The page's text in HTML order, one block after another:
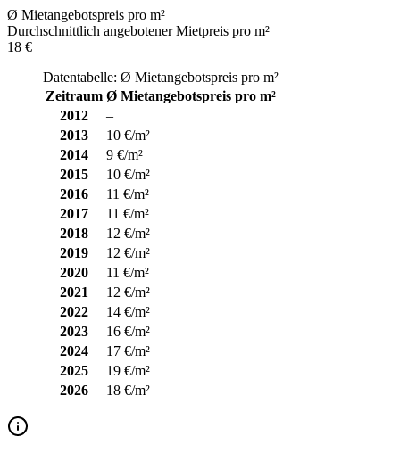
Ø Mietangebotspreis pro m²
Durchschnittlich angebotener Mietpreis pro m²
18 €
Datentabelle: Ø Mietangebotspreis pro m²
Zeitraum Ø Mietangebotspreis pro m²
2012
–
2013
10 €/m²
2014
9 €/m²
2015
10 €/m²
2016
11 €/m²
2017
11 €/m²
2018
12 €/m²
2019
12 €/m²
2020
11 €/m²
2021
12 €/m²
2022
14 €/m²
2023
16 €/m²
2024
17 €/m²
2025
19 €/m²
2026
18 €/m²